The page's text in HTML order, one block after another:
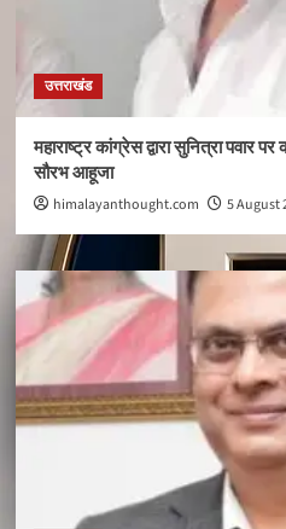
उत्तराखंड
महाराष्ट्र कांग्रेस द्वारा सुनित्रा पवार
सौरभ आहूजा
himalayanthought.com 5 August